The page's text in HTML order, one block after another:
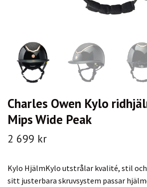
Charles Owen Kylo
Mips Wide Peak
2 699 kr
Kylo HjälmKylo utstrålar kvalité, stil
sitt justerbara skruvsystem passar